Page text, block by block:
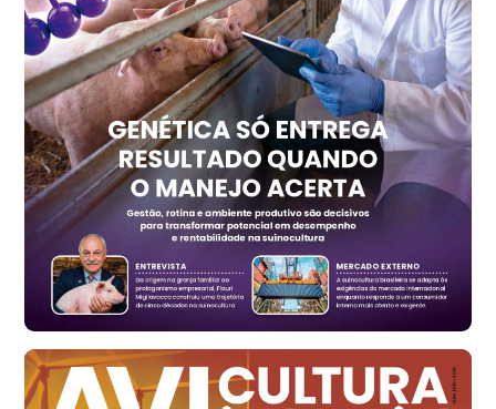
R$ 1.417,12
t
Trigo Atacado - Regional
RS
R$ 1.325,22
t
Ovo Vermelho - Regional
Vermelho
R$ 168,86
cx
Ovo Branco - Regional
Santa Maria do Jetibá (ES)
R$ 139,62
cx